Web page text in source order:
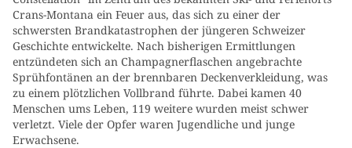
Crans-Montana ein Feuer aus, das sich zu einer der
schwersten Brandkatastrophen der jüngeren Schweizer
Geschichte entwickelte. Nach bisherigen Ermittlungen
entzündeten sich an Champagnerflaschen angebrachte
Sprühfontänen an der brennbaren Deckenverkleidung, was
zu einem plötzlichen Vollbrand führte. Dabei kamen 40
Menschen ums Leben, 119 weitere wurden meist schwer
verletzt. Viele der Opfer waren Jugendliche und junge
Erwachsene.